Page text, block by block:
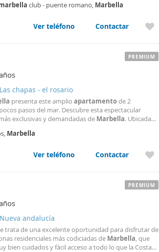
a las mejores playas
club - puente romano, Marbella
Ver teléfono Contactar
chapas - el rosario
presenta este amplio apartamentode 2
pasos del mar. Descubre esta espectacular
exclusivas y demandadas de Marbella. Ubicada
estado
Marbella
Ver teléfono Contactar
PREMIUM
andalucía
trata de una excelente oportunidad para disfrutar de
residenciales más codiciadas de Marbella, que
bien cuidados y fácil acceso a todo lo que la Costa
PREMIUM